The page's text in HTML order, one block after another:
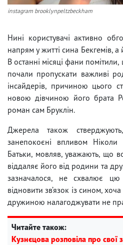
instagram brooklynpeltzbeckham
Нині користувачі активно
напрям у житті сина Бекгемів,
В останні місяці фани
почали пропускати важливі
інсайдерів, причиною цього
новою дівчиною його брата
роман сам Бруклін.
Джерела також
занепокоєні впливом
Батьки, мовляв, уважають, що
віддаляє його від родини та
зазначалося, не схвалює цю
відновити зв’язок із сином,
дружиною налагоджувати не
Читайте також:
Кузнєцова розповіла про свої